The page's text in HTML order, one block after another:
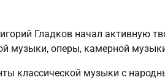
Гладков начал активную
музыки, оперы, камерной
классической музыки с